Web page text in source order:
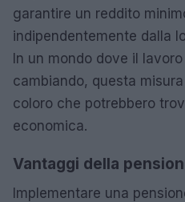
garantire un reddito
indipendentemente dalla
In un mondo dove il
cambiando, questa
coloro che potrebbero
economica.
Vantaggi della
Implementare una